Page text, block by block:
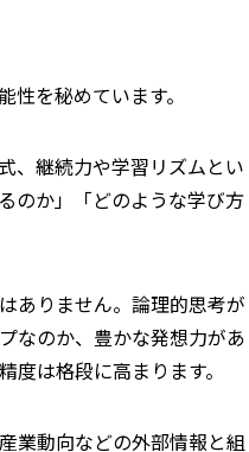
を秘めています。
、継続力や学習リズムとい
のか」「どのような学び方
ありません。論理的思考が
なのか、豊かな発想力があ
は格段に高まります。
業動向などの外部情報と組